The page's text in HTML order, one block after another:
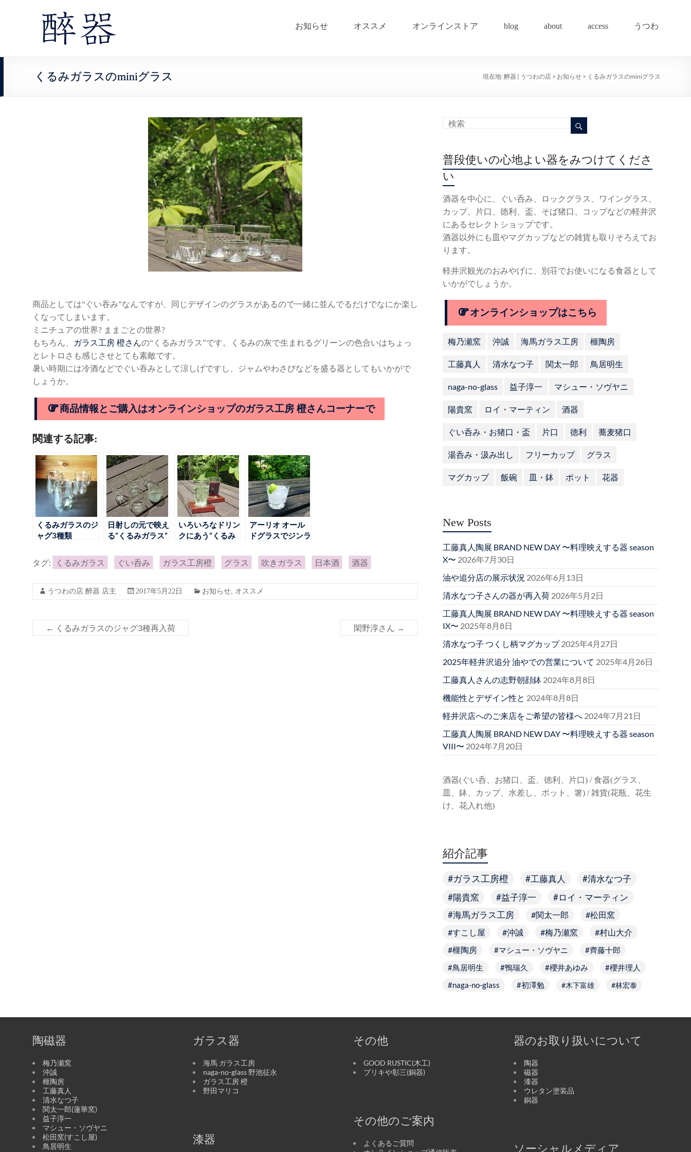
お知らせ オススメ オンラインストア blog about access うつわ
くるみガラスのminiグラス 現在地: 醉器 | うつわの店> お知らせ> くるみガラスのminiグラス
商品としては“ぐい吞み”なんですが、同じデザインのグラスがあるので一緒に並んでるだけでなにか楽し
くなってしまいます。
ミニチュアの世界? ままごとの世界?
もちろん、
ガラス工房 橙さんの“くるみガラス”です。くるみの灰で生まれるグリーンの色合いはちょっ
とレトロさも感じさせとても素敵です。
暑い時期には冷酒などでぐい吞みとして涼しげですし、ジャムやわさびなどを盛る器としてもいかがで
しょうか。
商品情報とご購入はオンラインショップのガラス工房 橙さんコーナーで
関連する記事:
くるみガラスのジ
ャグ3種類
日射しの元で映え
る“くるみガラス”
いろいろなドリン
クにあう“くるみ
アーリオ オール
ドグラスでジンラ
タグ: くるみガラス ぐい呑み ガラス工房橙 グラス 吹きガラス 日本酒 酒器
うつわの店 醉器 店主 2017年5月22日 お知らせ オススメ
← くるみガラスのジャグ3種再入荷 閑野淳さん →
普段使いの心地よい器をみつけてくださ
い
酒器を中心に、ぐい呑み、ロックグラス、ワイングラス、
カップ、片口、徳利、盃、そば猪口、コップなどの軽井沢
にあるセレクトショップです。
酒器以外にも皿やマグカップなどの雑貨も取りそろえてお
ります。
軽井沢観光のおみやげに、別荘でお使いになる食器として
いかがでしょうか。
オンラインショップはこちら
梅乃瀬窯 沖誠 海馬ガラス工房 榧陶房
工藤真人 清水なつ子 関太一郎 鳥居明生
naga-no-glass 益子淳一 マシュー・ソヴヤニ
陽貴窯 ロイ・マーティン 酒器
ぐい呑み・お猪口・盃 片口 徳利 蕎麦猪口
湯呑み・汲み出し フリーカップ グラス
マグカップ 飯碗 皿・鉢 ポット 花器
New Posts
工藤真人陶展 BRAND NEW DAY 〜料理映えする器 season
X〜 2026年7月30日
油や追分店の展示状況 2026年6月13日
清水なつ子さんの器が再入荷 2026年5月2日
工藤真人陶展 BRAND NEW DAY 〜料理映えする器 season
IX〜 2025年8月8日
清水なつ子 つくし柄マグカップ 2025年4月27日
2025年軽井沢追分 油やでの営業について 2025年4月26日
工藤真人さんの志野朝顔鉢 2024年8月8日
機能性とデザイン性と 2024年8月8日
軽井沢店へのご来店をご希望の皆様へ 2024年7月21日
工藤真人陶展 BRAND NEW DAY 〜料理映えする器 season
VIII〜 2024年7月20日
酒器(ぐい呑、お猪口、盃、徳利、片口) / 食器(グラス、
皿、鉢、カップ、水差し、ポット、箸) / 雑貨(花瓶、花生
け、花入れ他)
紹介記事
ガラス工房橙 工藤真人
清水なつ子
陽貴窯
益子淳一 ロイ・マーティン
海馬ガラス工房 関太一郎
松田窯
すこし屋
沖誠 梅乃瀬窯 村山大介
榧陶房 マシュー・ソヴヤニ
齊藤十郎
鳥居明生
鴨瑞久 櫻井あゆみ
櫻井理人
naga-no-glass
初澤勉 木下富雄 林宏泰
陶磁器
梅乃瀬窯
沖誠
榧陶房
工藤真人
清水なつ子
関太一郎(蓮華窯)
益子淳一
マシュー・ソヴヤニ
松田窯(すこし屋)
鳥居明生
ガラス器
海馬 ガラス工房
naga-no-glass 野池征永
ガラス工房 橙
野田マリコ
漆器
その他
GOOD RUSTIC(木工)
ブリキや彰三(銅器)
その他のご案内
よくあるご質問
器のお取り扱いについて
陶器
磁器
漆器
ウレタン塗装品
銅器
ソーシャルメディア